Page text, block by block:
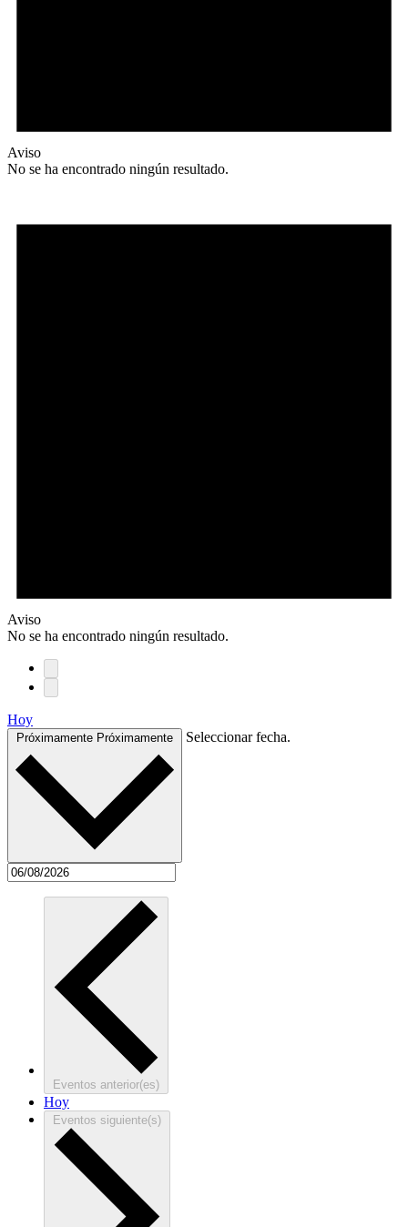
Aviso
No se ha encontrado ningún resultado.
Aviso
No se ha encontrado ningún resultado.
Hoy
Próximamente Próximamente Seleccionar fecha.
Eventos anterior(es)
Hoy
Eventos siguiente(s)